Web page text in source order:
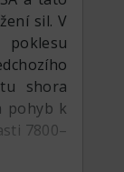
sil. V
poklesu
shora
pohyb k
7800–